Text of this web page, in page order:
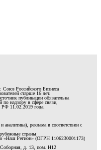
Союз Российского Бизнеса
старше 16 лет.
публикации обязательна
по надзору в сфере связи,
РФ 11.02.2019 года.
реклама в соответствии с
страны
«Наш Регион» (ОГРН 1106230001173)
Соборная, д. 13, пом. Н12